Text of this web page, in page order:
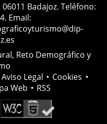
Badajoz. Teléfono:
Email:
Reto Demográfico y
Aviso Legal • Cookies •
Web • RSS